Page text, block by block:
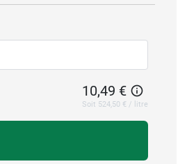
10,49 €
Soit 524,50 € / litre